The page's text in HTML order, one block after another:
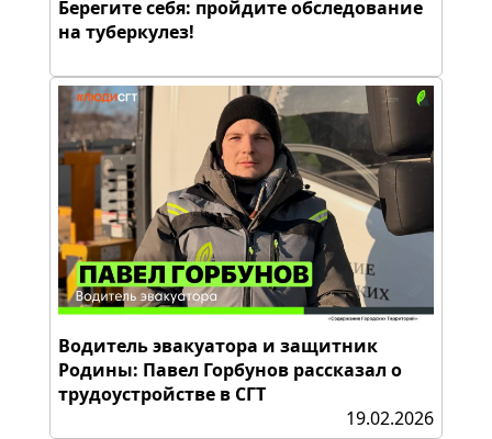
Берегите себя: пройдите обследование
на туберкулез!
Водитель эвакуатора и защитник
Родины: Павел Горбунов рассказал о
трудоустройстве в СГТ
19.02.2026